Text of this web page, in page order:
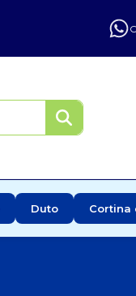
Duto Cortina